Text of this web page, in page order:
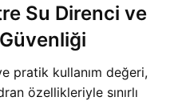
Su Direnci ve
pratik kullanım değeri,
özellikleriyle sınırlı